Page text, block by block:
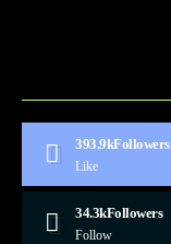
393.9kFollowers
Like
34.3kFollowers
Follow